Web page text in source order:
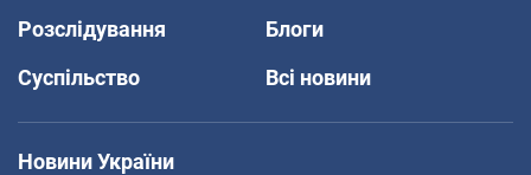
Розслідування
Блоги
Суспільство
Всі новини
Новини України